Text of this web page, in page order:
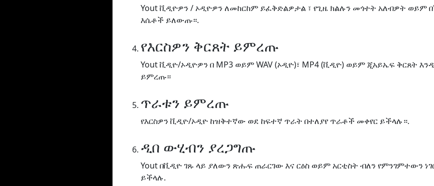
Yout ቪዲዮዎን / ኦዲዮዎን ለመከርከም ይፈቅድልዎታል ፣ የጊዜ ክልሉን መጎተት አለብዎት ወይም
እሴቶች ይለውጡ።.
የእርስዎን ቅርጸት ይምረጡ
Yout ቪዲዮ/ኦዲዮዎን በ MP3 ወይም WAV (ኦዲዮ)፣ MP4 (ቪዲዮ) ወይም ጂአይኤፍ ቅርጸት
ይምረጡ።
ጥራቱን ይምረጡ
የእርስዎን ቪዲዮ/ኦዲዮ ከዝቅተኛው ወደ ከፍተኛ ጥራት በተለያየ ጥራቶች መቀየር ይችላሉ።.
ዲበ ውሂብን ያረጋግጡ
Yout በቪዲዮ ገጹ ላይ ያለውን ጽሑፍ ጠራርገው እና ርዕስ ወይም አርቲስት ብለን የምንገምተውን
ይችላሉ.